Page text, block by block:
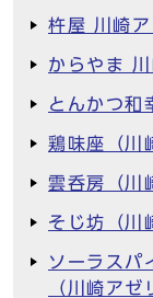
杵屋 川崎ア
からやま
とんかつ和
鶏味座（川
雲呑房（川
そじ坊（川
ソーラスパ
（川崎アゼ